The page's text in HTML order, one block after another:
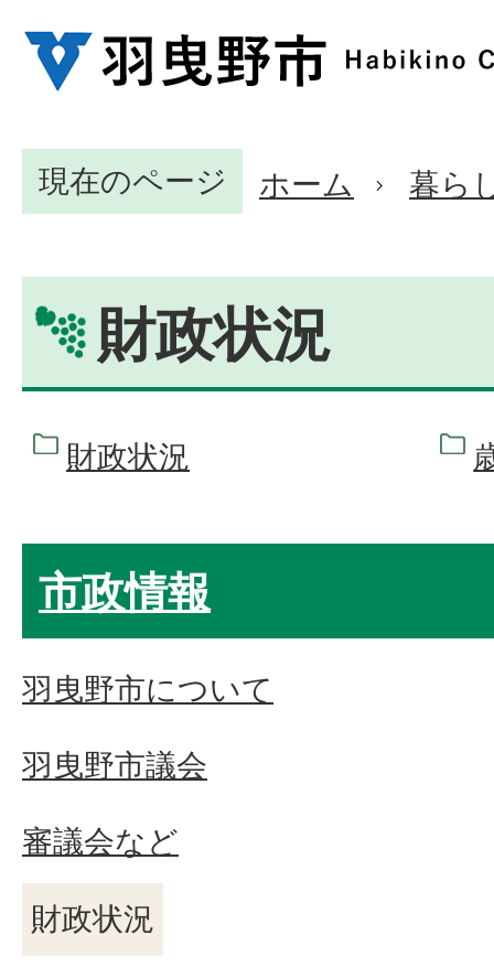
現在のページ ホーム 暮ら
財政状況
財政状況
市政情報
羽曳野市について
羽曳野市議会
審議会など
財政状況